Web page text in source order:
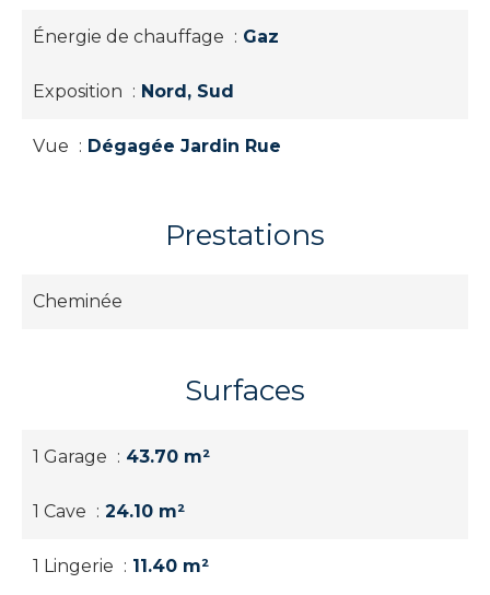
Énergie de chauffage Gaz
Exposition Nord, Sud
Vue Dégagée Jardin Rue
Prestations
Cheminée
Surfaces
1 Garage 43.70 m²
1 Cave 24.10 m²
1 Lingerie 11.40 m²